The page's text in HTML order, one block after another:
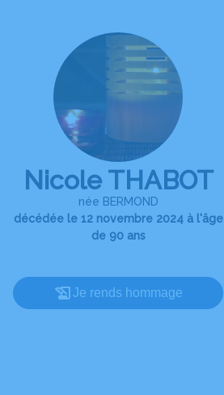
Nicole THABOT
née BERMOND
décédée le 12 novembre 2024 à l'âge
de 90 ans
Je rends hommage